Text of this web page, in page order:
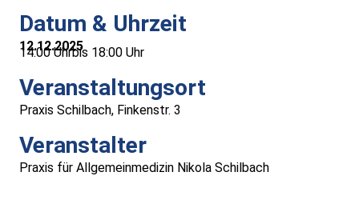
Medizinische Versorgung
Vereine
Downloads
Links
Datum & Uhrzeit
12.12.2025
14:00 Uhrbis 18:00 Uhr
Veranstaltungsort
Praxis Schilbach, Finkenstr. 3
Veranstalter
Praxis für Allgemeinmedizin Nikola Schilbach